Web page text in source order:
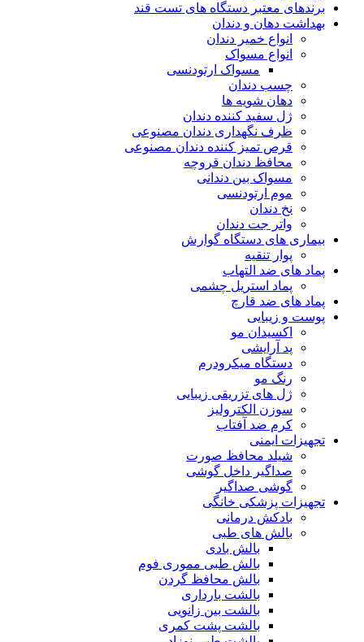
برندهای معتبر دستگاه های تست قند
بهداشت دهان و دندان
انواع خمیر دندان
انواع مسواک
مسواک ارتودنسی
چسب دندان
دهان شویه ها
ژل سفید کننده دندان
ظرف نگهداری دندان مصنوعی
قرص تمیز کننده دندان مصنوعی
محافظ دندان قروچه
مسواک بین دندانی
موم ارتودنسی
نخ دندان
واتر جت دندان
بیماری های دستگاه گوارش
پوار تنقیه
پماد های ضد التهاب
پماد استریل چشمی
پماد های ضد قارچ
پوست و زیبایی
اکسیدان مو
پد آرایشی
دستگاه میکرودرم
رنگ مو
ژل های تزریقی زیبایی
سوزن الکترولیز
کرم ضد آفتاب
تجهیزات ایمنی
شیلد محافظ صورت
صداگیر داخل گوشی
گوشی صداگیر
تجهیزات پزشکی خانگی
بادکش درمانی
بالش های طبی
بالش بادی
بالش طبی مموری فوم
بالش محافظ گردن
بالشت بارداری
بالشت بین زانویی
بالشت پشت کمری